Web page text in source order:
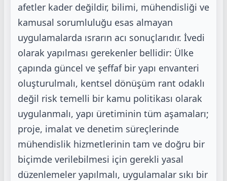
afetler kader değildir, bilimi, mühendisliği ve
kamusal sorumluluğu esas almayan
uygulamalarda ısrarın acı sonuçlarıdır. İvedi
olarak yapılması gerekenler bellidir: Ülke
çapında güncel ve şeffaf bir yapı envanteri
oluşturulmalı, kentsel dönüşüm rant odaklı
değil risk temelli bir kamu politikası olarak
uygulanmalı, yapı üretiminin tüm aşamaları;
proje, imalat ve denetim süreçlerinde
mühendislik hizmetlerinin tam ve doğru bir
biçimde verilebilmesi için gerekli yasal
düzenlemeler yapılmalı, uygulamalar sıkı bir